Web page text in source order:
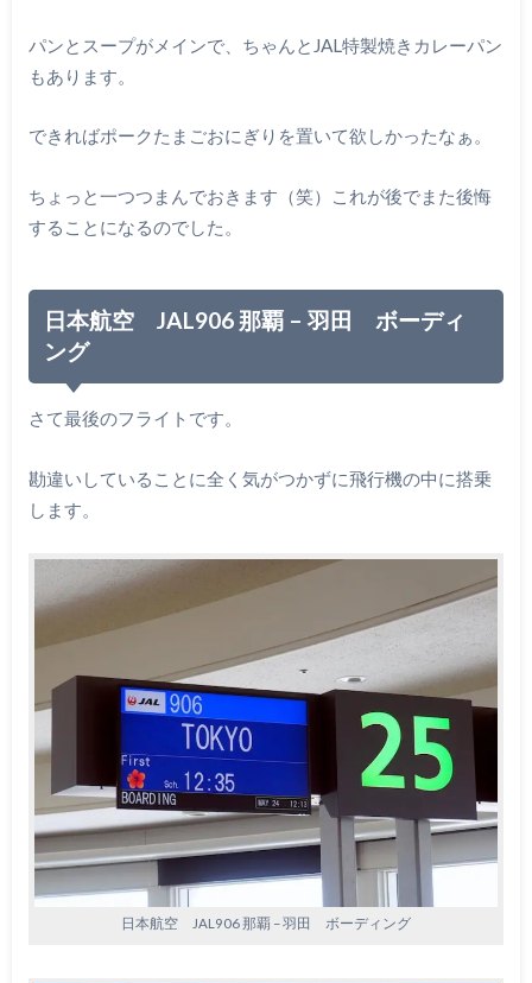
パンとスープがメインで、ちゃんとJAL特製焼きカレーパン
もあります。
できればポークたまごおにぎりを置いて欲しかったなぁ。
ちょっと一つつまんでおきます（笑）これが後でまた後悔
することになるのでした。
日本航空 JAL906 那覇 – 羽田 ボーディ
ング
さて最後のフライトです。
勘違いしていることに全く気がつかずに飛行機の中に搭乗
します。
日本航空 JAL906 那覇 – 羽田 ボーディング